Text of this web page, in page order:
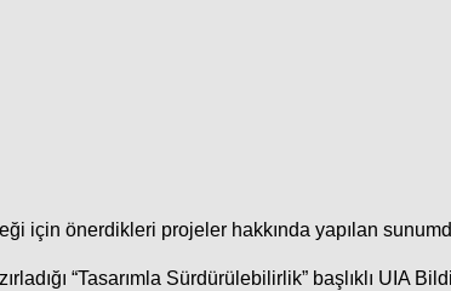
için önerdikleri projeler hakkında yapılan
“Tasarımla Sürdürülebilirlik” başlıklı UIA